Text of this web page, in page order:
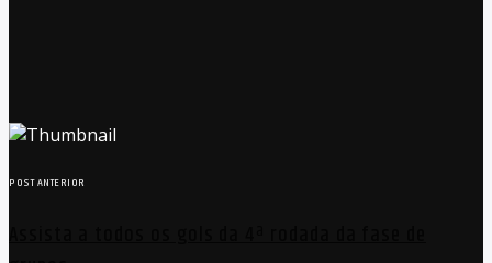
POST ANTERIOR